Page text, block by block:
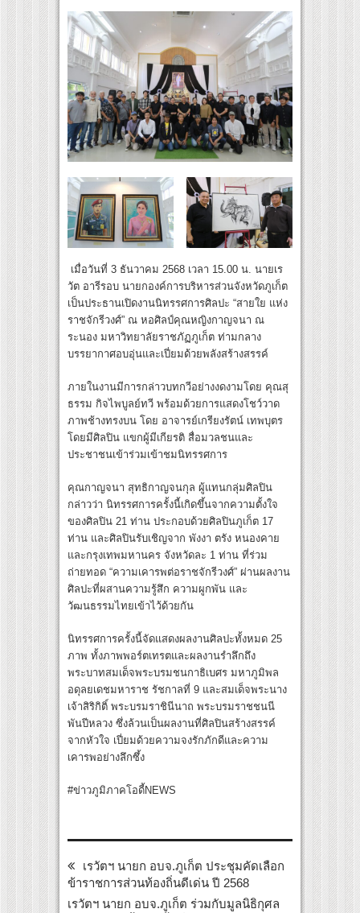
เมื่อวันที่ 3 ธันวาคม 2568 เวลา 15.00 น. นายเร
วัต อารีรอบ นายกองค์การบริหารส่วนจังหวัดภูเก็ต
เป็นประธานเปิดงานนิทรรศการศิลปะ “สายใย แห่ง
ราชจักรีวงศ์” ณ หอศิลป์คุณหญิงกาญจนา ณ
ระนอง มหาวิทยาลัยราชภัฏภูเก็ต ท่ามกลาง
บรรยากาศอบอุ่นและเปี่ยมด้วยพลังสร้างสรรค์
ภายในงานมีการกล่าวบทกวีอย่างงดงามโดย คุณสุ
ธรรม กิจไพบูลย์ทวี พร้อมด้วยการแสดงโชว์วาด
ภาพช้างทรงบน โดย อาจารย์เกรียงรัตน์ เทพบุตร
โดยมีศิลปิน แขกผู้มีเกียรติ สื่อมวลชนและ
ประชาชนเข้าร่วมเข้าชมนิทรรศการ
คุณกาญจนา สุทธิกาญจนกุล ผู้แทนกลุ่มศิลปิน
กล่าวว่า นิทรรศการครั้งนี้เกิดขึ้นจากความตั้งใจ
ของศิลปิน 21 ท่าน ประกอบด้วยศิลปินภูเก็ต 17
ท่าน และศิลปินรับเชิญจาก พังงา ตรัง หนองคาย
และกรุงเทพมหานคร จังหวัดละ 1 ท่าน ที่ร่วม
ถ่ายทอด “ความเคารพต่อราชจักรีวงศ์” ผ่านผลงาน
ศิลปะที่ผสานความรู้สึก ความผูกพัน และ
วัฒนธรรมไทยเข้าไว้ด้วยกัน
นิทรรศการครั้งนี้จัดแสดงผลงานศิลปะทั้งหมด 25
ภาพ ทั้งภาพพอร์ตเทรตและผลงานรำลึกถึง
พระบาทสมเด็จพระบรมชนกาธิเบศร มหาภูมิพล
อดุลยเดชมหาราช รัชกาลที่ 9 และสมเด็จพระนาง
เจ้าสิริกิติ์ พระบรมราชินีนาถ พระบรมราชชนนี
พันปีหลวง ซึ่งล้วนเป็นผลงานที่ศิลปินสร้างสรรค์
จากหัวใจ เปี่ยมด้วยความจงรักภักดีและความ
เคารพอย่างลึกซึ้ง
#ข่าวภูมิภาคโอดี้NEWS
เรวัตฯ นายก อบจ.ภูเก็ต ประชุมคัดเลือก
ข้าราชการส่วนท้องถิ่นดีเด่น ปี 2568
เรวัตฯ นายก อบจ.ภูเก็ต ร่วมกับมูลนิธิกุศล